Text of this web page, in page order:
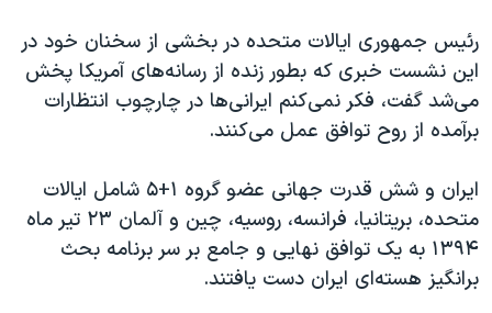
نرگس محمدی برنده جایزه نوبل صلح
همایش محافظه‌کاران آمریکا «سی‌پک»
صفحه‌های ویژه
سفر پرزیدنت ترامپ به چین
رئیس جمهوری ایالات متحده در بخشی از سخنان خود در
این نشست خبری که بطور زنده از رسانه‌های آمریکا پخش
می‌شد گفت، فکر نمی‌کنم ایرانی‌ها در چارچوب انتظارات
برآمده از روح توافق عمل می‌کنند.
ایران و شش قدرت جهانی عضو گروه ۱+۵ شامل ایالات
متحده، بریتانیا، فرانسه، روسیه، چین و آلمان ۲۳ تیر ماه
۱۳۹۴ به یک توافق نهایی و جامع بر سر برنامه بحث
برانگیز هسته‌ای ایران دست یافتند.